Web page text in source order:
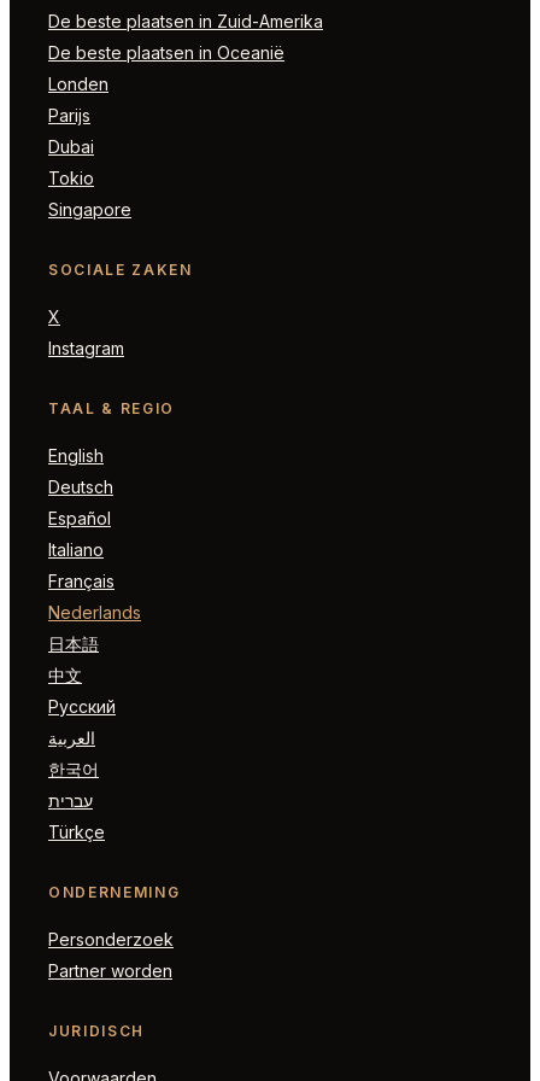
De beste plaatsen in Zuid-Amerika
De beste plaatsen in Oceanië
Londen
Parijs
Dubai
Tokio
Singapore
SOCIALE ZAKEN
X
Instagram
TAAL & REGIO
English
Deutsch
Español
Italiano
Français
Nederlands
日本語
中文
Русский
العربية
한국어
עברית
Türkçe
ONDERNEMING
Personderzoek
Partner worden
JURIDISCH